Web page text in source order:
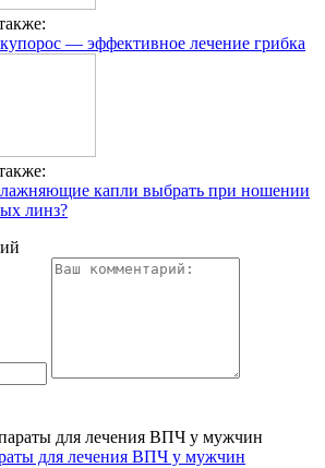
— эффективное лечение грибка
капли выбрать при ношении
линз?
для лечения ВПЧ у мужчин